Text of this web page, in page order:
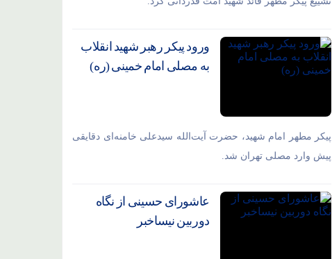
ورود پیکر رهبر شهید انقلاب
به مصلی امام خمینی (ره)
پیکر مطهر امام شهید،‌ حضرت آیت‌الله سیدعلی خامنه‌ای دقایقی
پیش وارد مصلی تهران شد.
عاشورای حسینی از نگاه
دوربین نیساخبر